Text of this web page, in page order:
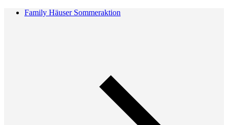
Family Häuser Sommeraktion